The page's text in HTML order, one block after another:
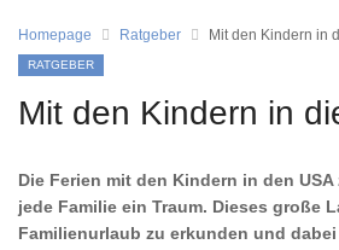
Homepage Ratgeber Mit den Kindern in
RATGEBER
Mit den Kindern in
Die Ferien mit den Kindern in den
jede Familie ein Traum. Dieses große
Familienurlaub zu erkunden und